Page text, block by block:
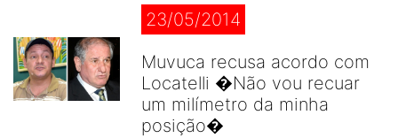
23/05/2014
Muvuca recusa acordo com
Locatelli �Não vou recuar
um milímetro da minha
posição�